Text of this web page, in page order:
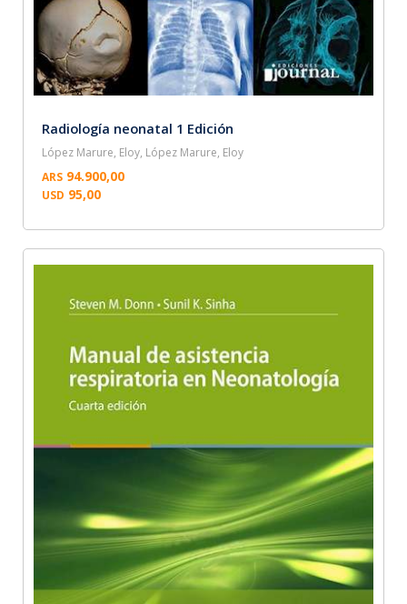
Radiología neonatal 1 Edición
López Marure, Eloy, López Marure, Eloy
ARS 94.900,00
USD 95,00